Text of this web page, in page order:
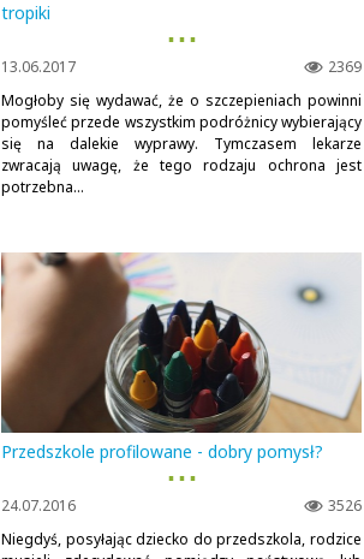
tropiki
▪ ▪ ▪
2369
13.06.2017
Mogłoby się wydawać, że o szczepieniach powinni
pomyśleć przede wszystkim podróżnicy wybierający
się na dalekie wyprawy. Tymczasem lekarze
zwracają uwagę, że tego rodzaju ochrona jest
potrzebna...
Przedszkole profilowane - dobry pomysł?
▪ ▪ ▪
3526
24.07.2016
Niegdyś, posyłając dziecko do przedszkola, rodzice